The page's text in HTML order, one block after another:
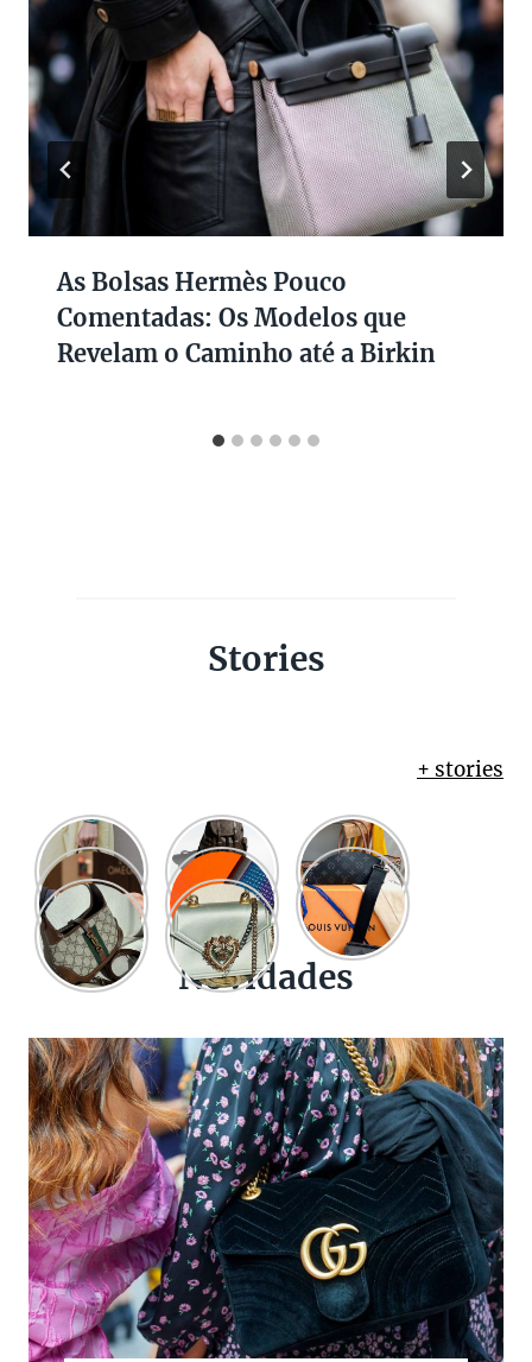
As Bolsas Hermès Pouco
Comentadas: Os Modelos que
Revelam o Caminho até a Birkin
Stories
+ stories
Novidades